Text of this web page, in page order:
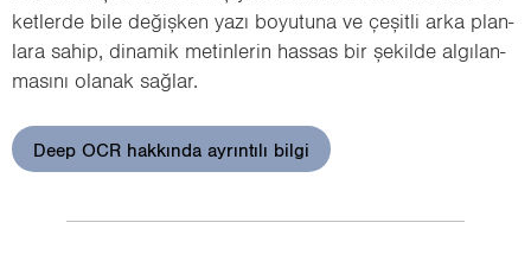
ket­ler­de bile de­ğiş­ken yazı bo­yu­tu­na ve çe­şit­li arka plan­
la­ra sahip, di­na­mik me­tin­le­rin has­sas bir şe­kil­de al­gı­lan­
ma­sı­nı ola­nak sağ­lar.
Deep OCR hakkında ayrıntılı bilgi